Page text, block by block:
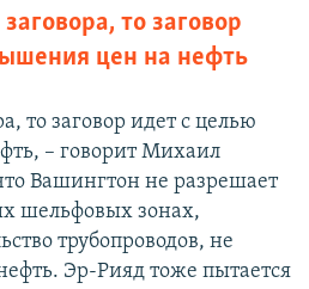
то заговор
цен на нефть
то заговор идет с целью
– говорит Михаил
Вашингтон не разрешает
шельфовых зонах,
трубопроводов, не
Эр-Рияд тоже пытается